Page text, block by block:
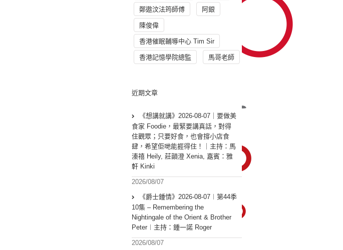
鄭遨汶法筠師傅 阿銀
陳俊偉
香港催眠輔導中心 Tim Sir
香港記憶學院總監 馬哥老師
近期文章
《想講就講》2026-08-07｜要做美
食家 Foodie，最緊要講真話，對得
住觀眾；只要好食，也會撐小店食
肆，希望佢哋能捱得住！｜主持：馬
溱禧 Heily, 莊韻澄 Xenia, 嘉賓：雅
軒 Kinki
2026/08/07
《爵士鍾情》2026-08-07︱第44季
10集 – Remembering the
Nightingale of the Orient & Brother
Peter︱主持：鍾一諾 Roger
2026/08/07